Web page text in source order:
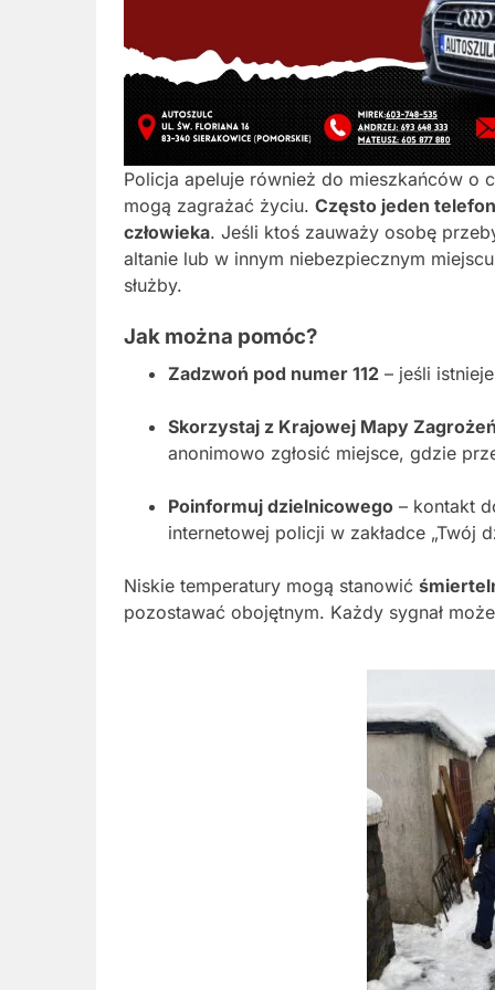
Policja apeluje również do mieszkańców o
mogą zagrażać życiu. Często jeden
człowieka. Jeśli ktoś zauważy osobę
altanie lub w innym niebezpiecznym
służby.
Jak można pomóc?
Zadzwoń pod numer 112 – jeśli
Skorzystaj z Krajowej Mapy
anonimowo zgłosić miejsce, gdzie
Poinformuj dzielnicowego – kontakt
internetowej policji w zakładce „Twój
Niskie temperatury mogą stanowić
pozostawać obojętnym. Każdy sygnał